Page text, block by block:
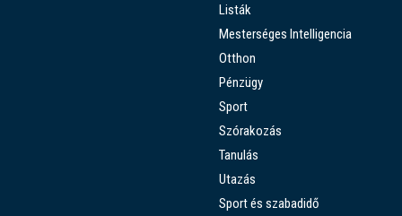
Listák
Mesterséges Intelligencia
Otthon
Pénzügy
Sport
Szórakozás
Tanulás
Utazás
Sport és szabadidő